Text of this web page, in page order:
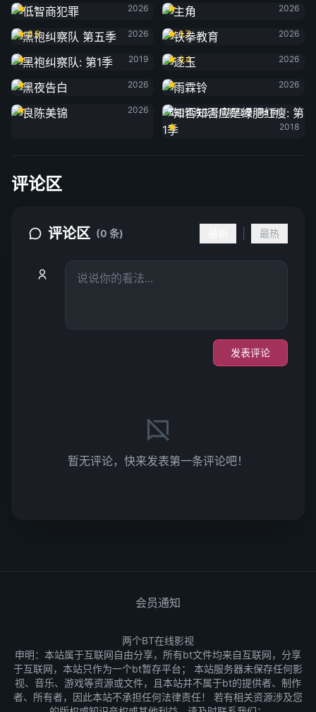
2026
2026
黑袍纠察队 第五季
6.6
2026
铁拳教育
8.7
2026
黑袍纠察队: 第1季
2019
逐玉
6.4
2026
黑夜告白
2026
雨霖铃
2026
良陈美锦
2026
知否知否应是绿肥红瘦: 第1季
2018
评论区
评论区 (0 条) 最热
发表评论
暂无评论，快来发表第一条评论吧！
会员通知
两个BT在线影视
申明：本站属于互联网自由分享，所有bt文件均来自互联网，分享
于互联网，本站只作为一个bt暂存平台； 本站服务器未保存任何影
视、音乐、游戏等资源或文件，且本站并不属于bt的提供者、制作
者、所有者，因此本站不承担任何法律责任！ 若有相关资源涉及您